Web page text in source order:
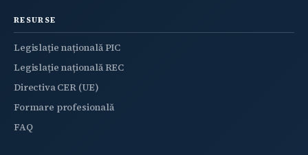
RESURSE
Legislație națională PIC
Legislație națională REC
Directiva CER (UE)
Formare profesională
FAQ